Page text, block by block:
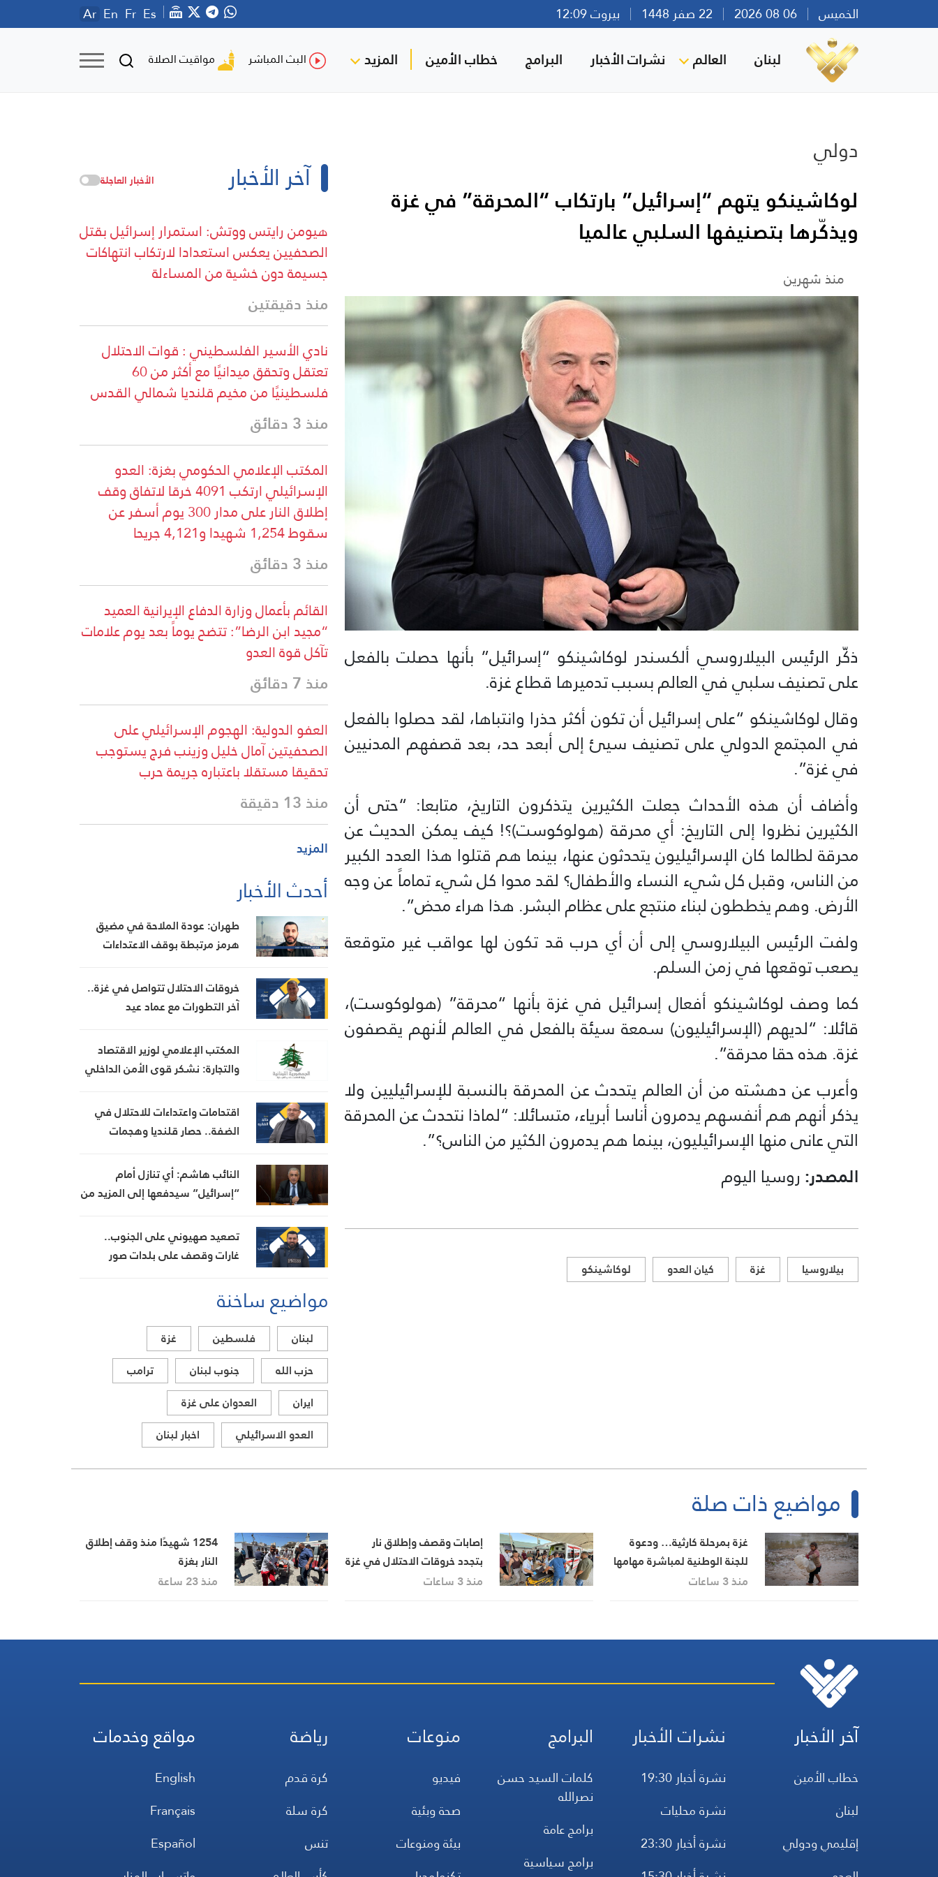
الخميس بيروت 12:09 Ar En Fr Es
لبنان العالم نشرات الأخبار البرامج خطاب الأمين المزيد البث المباشر مواقيت الصلاة
دولي
لوكاشينكو يتهم “إسرائيل” بارتكاب “المحرقة” في غزة
ويذكّرها بتصنيفها السلبي عالميا
منذ شهرين
ذكّر الرئيس البيلاروسي ألكسندر لوكاشينكو “إسرائيل” بأنها حصلت بالفعل
على تصنيف سلبي في العالم بسبب تدميرها قطاع غزة.
وقال لوكاشينكو “على إسرائيل أن تكون أكثر حذرا وانتباها، لقد حصلوا بالفعل
في المجتمع الدولي على تصنيف سيئ إلى أبعد حد، بعد قصفهم المدنيين
في غزة”.
وأضاف أن هذه الأحداث جعلت الكثيرين يتذكرون التاريخ، متابعا: “حتى أن
الكثيرين نظروا إلى التاريخ: أي محرقة (هولوكوست)؟! كيف يمكن الحديث عن
محرقة لطالما كان الإسرائيليون يتحدثون عنها، بينما هم قتلوا هذا العدد الكبير
من الناس، وقبل كل شيء النساء والأطفال؟ لقد محوا كل شيء تماماً عن وجه
الأرض. وهم يخططون لبناء منتجع على عظام البشر. هذا هراء محض”.
ولفت الرئيس البيلاروسي إلى أن أي حرب قد تكون لها عواقب غير متوقعة
يصعب توقعها في زمن السلم.
كما وصف لوكاشينكو أفعال إسرائيل في غزة بأنها “محرقة” (هولوكوست)،
قائلا: “لديهم (الإسرائيليون) سمعة سيئة بالفعل في العالم لأنهم يقصفون
غزة. هذه حقا محرقة”.
وأعرب عن دهشته من أن العالم يتحدث عن المحرقة بالنسبة للإسرائيليين ولا
يذكر أنهم هم أنفسهم يدمرون أناسا أبرياء، متسائلا: “لماذا نتحدث عن المحرقة
التي عانى منها الإسرائيليون، بينما هم يدمرون الكثير من الناس؟”.
المصدر: روسيا اليوم
بيلاروسيا غزة كيان العدو لوكاشينكو
آخر الأخبار الأخبار العاجلة
هيومن رايتس ووتش: استمرار إسرائيل بقتل
الصحفيين يعكس استعدادا لارتكاب انتهاكات
جسيمة دون خشية من المساءلة
منذ دقيقتين
نادي الأسير الفلسطيني : قوات الاحتلال
تعتقل وتحقق ميدانيًا مع أكثر من 60
فلسطينيًا من مخيم قلنديا شمالي القدس
منذ 3 دقائق
المكتب الإعلامي الحكومي بغزة: العدو
الإسرائيلي ارتكب 4091 خرقا لاتفاق وقف
إطلاق النار على مدار 300 يوم أسفر عن
سقوط 1,254 شهيدا و4,121 جريحا
منذ 3 دقائق
القائم بأعمال وزارة الدفاع الإيرانية العميد
“مجيد ابن الرضا”: تتضح يوماً بعد يوم علامات
تآكل قوة العدو
منذ 7 دقائق
العفو الدولية: الهجوم الإسرائيلي على
الصحفيتين آمال خليل وزينب فرج يستوجب
تحقيقا مستقلا باعتباره جريمة حرب
منذ 13 دقيقة
المزيد
أحدث الأخبار
طهران: عودة الملاحة في مضيق
هرمز مرتبطة بوقف الاعتداءات
خروقات الاحتلال تتواصل في غزة..
آخر التطورات مع عماد عيد
المكتب الإعلامي لوزير الاقتصاد
والتجارة: نشكر قوى الأمن الداخلي
وتوقيف إحدى المشتبه بهن بانتحال
صفة “مفتشة في الوزارة
اقتحامات واعتداءات للاحتلال في
الضفة.. حصار قلنديا وهجمات
النائب هاشم: أي تنازل أمام
“إسرائيل” سيدفعها إلى المزيد من
التجريبية
تصعيد صهيوني على الجنوب..
غارات وقصف على بلدات صور
مجدلزون
مواضيع ساخنة
لبنان فلسطين
غزة
حزب الله
جنوب لبنان
ترامب
ايران
العدوان على غزة
العدو الاسرائيلي
اخبار لبنان
مواضيع ذات صلة
غزة بمرحلة كارثية… ودعوة
للجنة الوطنية لمباشرة مهامها
منذ 3 ساعات
إصابات وقصف وإطلاق نار
بتجدد خروقات الاحتلال في غزة
منذ 3 ساعات
1254 شهيدًا منذ وقف إطلاق
النار بغزة
منذ 23 ساعة
آخر الأخبار
خطاب الأمين
لبنان
إقليمي ودولي
نشرات الأخبار
نشرة أخبار 19:30
نشرة محليات
نشرة أخبار 23:30
البرامج
كلمات السيد حسن
نصرالله
برامج عامة
برامج سياسية
منوعات
فيديو
صحة وبئية
بيئة ومنوعات
رياضة
كرة قدم
كرة سلة
تنس
مواقع وخدمات
English
Français
Español